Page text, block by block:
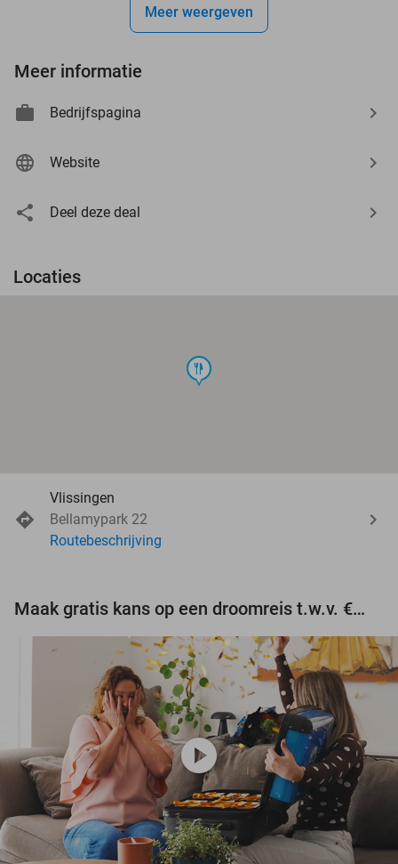
Meer weergeven
Meer informatie
Bedrijfspagina
Website
Deel deze deal
Locaties
food
Vlissingen
Bellamypark 22
Routebeschrijving
Maak gratis kans op een droomreis t.w.v. €3.000!
play_circle